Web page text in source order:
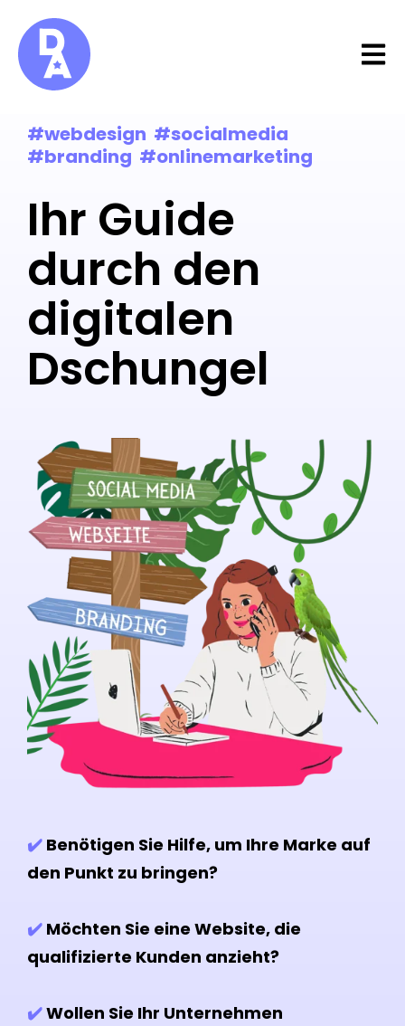
#webdesign #socialmedia
#branding #onlinemarketing
Ihr Guide
durch den
digitalen
Dschungel
✔️ Benötigen Sie Hilfe, um Ihre Marke auf
den Punkt zu bringen?
✔️ Möchten Sie eine Website, die
qualifizierte Kunden anzieht?
✔️Wollen Sie Ihr Unternehmen